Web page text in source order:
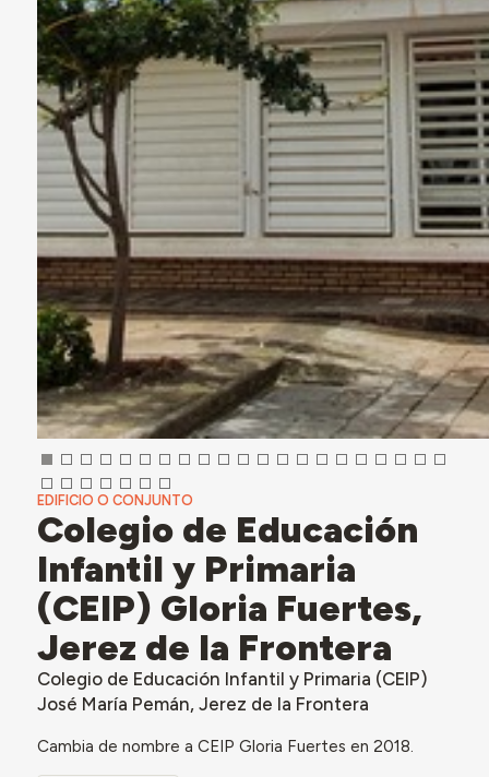
EDIFICIO O CONJUNTO
Colegio de Educación
Infantil y Primaria
(CEIP) Gloria Fuertes,
Jerez de la Frontera
Colegio de Educación Infantil y Primaria (CEIP)
José María Pemán, Jerez de la Frontera
Cambia de nombre a CEIP Gloria Fuertes en 2018.